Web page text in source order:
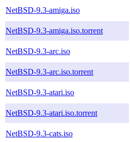
NetBSD-9.3-amiga.iso
NetBSD-9.3-amiga.iso.torrent
NetBSD-9.3-arc.iso
NetBSD-9.3-arc.iso.torrent
NetBSD-9.3-atari.iso
NetBSD-9.3-atari.iso.torrent
NetBSD-9.3-cats.iso